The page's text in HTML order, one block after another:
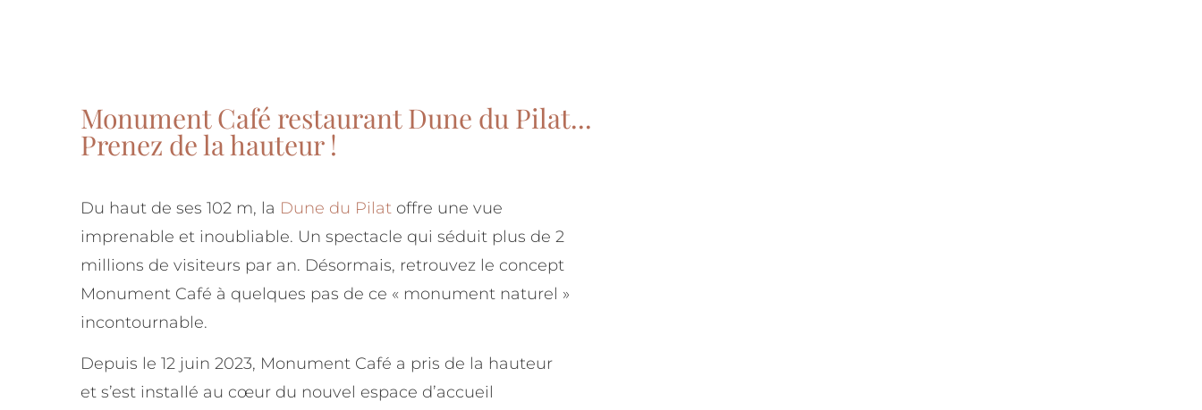
Monument Café restaurant Dune du Pilat...
Prenez de la hauteur !
Du haut de ses 102 m, la Dune du Pilat offre une vue
imprenable et inoubliable. Un spectacle qui séduit plus de 2
millions de visiteurs par an. Désormais, retrouvez le concept
Monument Café à quelques pas de ce « monument naturel »
incontournable.
Depuis le 12 juin 2023, Monument Café a pris de la hauteur
et s’est installé au cœur du nouvel espace d’accueil